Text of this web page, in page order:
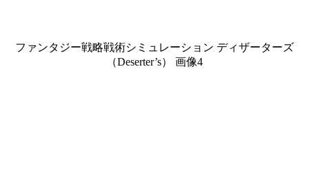
ファンタジー戦略戦術シミュレーション ディザーターズ
（Deserter’s） 画像4